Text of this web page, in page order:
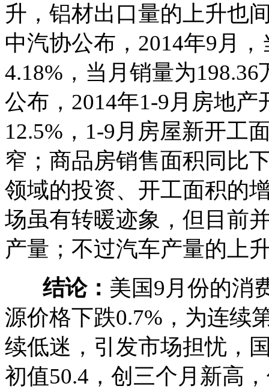
升，铝材出口量的上升也
中汽协公布，2014年9月
4.18%，当月销量为
公布，2014年1-9月房地
12.5%，1-9月房屋新开工
窄；商品房销售面积同比
领域的投资、开工面积的
场虽有转暖迹象，但目前
产量；不过汽车产量的上
结论： 美国9月份的消
源价格下跌0.7%，为连续
续低迷，引发市场担忧，
初值50.4，创三个月新高